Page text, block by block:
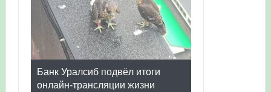
Банк Уралсиб подвёл итоги
онлайн-трансляции жизни